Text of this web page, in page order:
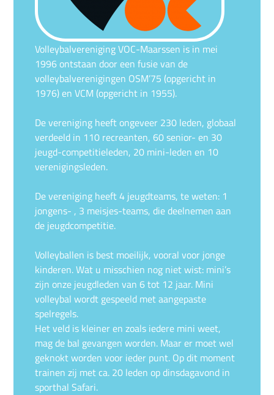
Volleybalvereniging VOC-Maarssen is in mei
1996 ontstaan door een fusie van de
volleybalverenigingen OSM’75 (opgericht in
1976) en VCM (opgericht in 1955).
De vereniging heeft ongeveer 230 leden, globaal
verdeeld in 110 recreanten, 60 senior- en 30
jeugd-competitieleden, 20 mini-leden en 10
verenigingsleden.
De vereniging heeft 4 jeugdteams, te weten: 1
jongens- , 3 meisjes-teams, die deelnemen aan
de jeugdcompetitie.
Volleyballen is best moeilijk, vooral voor jonge
kinderen. Wat u misschien nog niet wist: mini’s
zijn onze jeugdleden van 6 tot 12 jaar. Mini
volleybal wordt gespeeld met aangepaste
spelregels.
Het veld is kleiner en zoals iedere mini weet,
mag de bal gevangen worden. Maar er moet wel
geknokt worden voor ieder punt. Op dit moment
trainen zij met ca. 20 leden op dinsdagavond in
sporthal Safari.